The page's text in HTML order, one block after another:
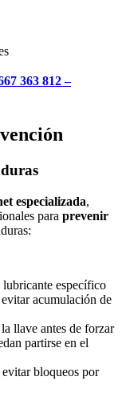
363 812 –
especializada,
para prevenir
lubricante específico
acumulación de
llave antes de forzar
partirse en el
evitar bloqueos por